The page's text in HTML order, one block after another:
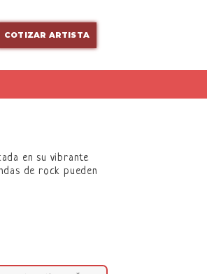
COTIZAR ARTISTA
en su vibrante
de rock pueden